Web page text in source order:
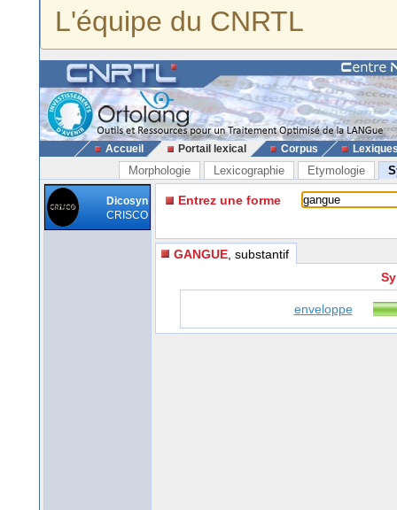
L'équipe du CNRTL
Accueil Portail lexical Corpus
Morphologie Lexicographie Etymologie
Dicosyn
CRISCO
Entrez une forme
GANGUE , substantif
enveloppe